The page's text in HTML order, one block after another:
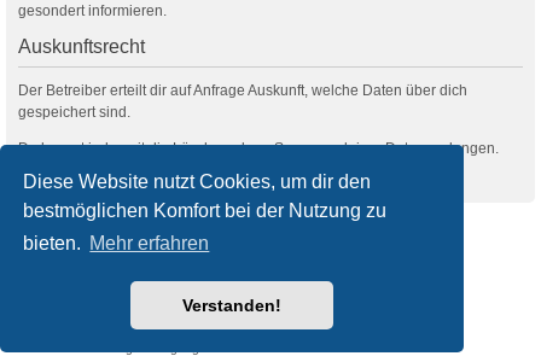
Diese Website nutzt Cookies, um dir den
bestmöglichen Komfort bei der Nutzung zu
bieten. Mehr erfahren
Verstanden!
gesondert informieren.
Auskunftsrecht
Der Betreiber erteilt dir auf Anfrage Auskunft, welche Daten über dich
gespeichert sind.
Du kannst jederzeit die Löschung bzw. Sperrung deiner Daten verlangen.
filmquiz.de Alle Foren
® Forum Software © phpBB Limited
phpBB.de
created by INVENTEA & v12mike